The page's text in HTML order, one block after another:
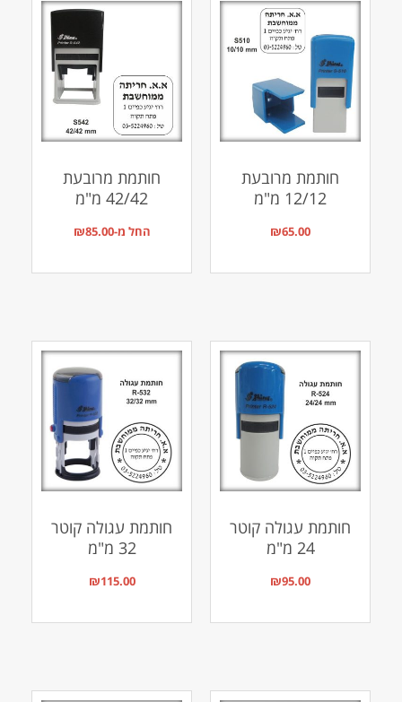
חותמת מרובעת
12/12 מ"מ
₪65.00
חותמת מרובעת
42/42 מ"מ
החל מ- ₪85.00
חותמת עגולה קוטר
24 מ"מ
₪95.00
חותמת עגולה קוטר
32 מ"מ
₪115.00